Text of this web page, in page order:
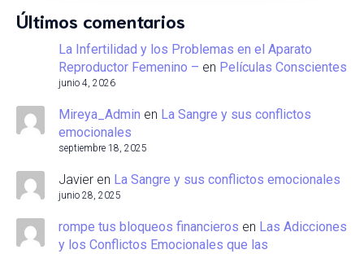
Últimos comentarios
La Infertilidad y los Problemas en el Aparato
Reproductor Femenino – en Películas Conscientes
junio 4, 2026
Mireya_Admin en La Sangre y sus conflictos
emocionales
septiembre 18, 2025
Javier en La Sangre y sus conflictos emocionales
junio 28, 2025
rompe tus bloqueos financieros en Las Adicciones
y los Conflictos Emocionales que las